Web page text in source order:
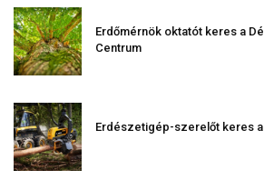
Erdőmérnök oktatót keres a
Centrum
Erdészetigép-szerelőt keres